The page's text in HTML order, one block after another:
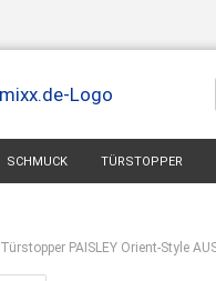
SCHMUCK TÜRSTOPPER
Türstopper PAISLEY Orient-Style